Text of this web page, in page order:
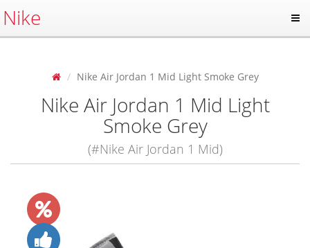
Nike
Nike Air Jordan 1 Mid Light Smoke Grey
Nike Air Jordan 1 Mid Light
Smoke Grey
(#Nike Air Jordan 1 Mid)